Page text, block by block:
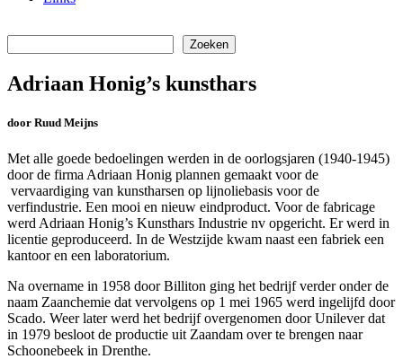
Zoeken
Adriaan Honig’s kunsthars
door Ruud Meijns
Met alle goede bedoelingen werden in de oorlogsjaren (1940-1945)
door de firma Adriaan Honig plannen gemaakt voor de
vervaardiging van kunstharsen op lijnoliebasis voor de
verfindustrie. Een mooi en nieuw eindproduct. Voor de fabricage
werd Adriaan Honig’s Kunsthars Industrie nv opgericht. Er werd in
licentie geproduceerd. In de Westzijde kwam naast een fabriek een
kantoor en een laboratorium.
Na overname in 1958 door Billiton ging het bedrijf verder onder de
naam Zaanchemie dat vervolgens op 1 mei 1965 werd ingelijfd door
Scado. Weer later werd het bedrijf overgenomen door Unilever dat
in 1979 besloot de productie uit Zaandam over te brengen naar
Schoonebeek in Drenthe.